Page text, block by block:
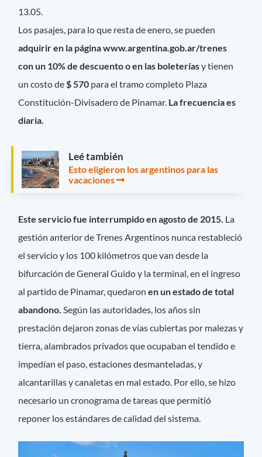
13.05.
Los pasajes, para lo que resta de enero, se pueden
adquirir en la página www.argentina.gob.ar/trenes
con un 10% de descuento o en las boleteríasy tienen
un costo de $ 570 para el tramo completo Plaza
Constitución-Divisadero de Pinamar. La frecuencia es
diaria.
Leé también
Esto eligieron los argentinos para las
vacaciones
Este servicio fue interrumpido en agosto de 2015. La
gestión anterior de Trenes Argentinos nunca restableció
el servicio y los 100 kilómetros que van desde la
bifurcación de General Guido y la terminal, en el ingreso
al partido de Pinamar, quedaronen un estado de total
abandono.Según las autoridades, los años sin
prestación dejaron zonas de vías cubiertas por malezas y
tierra, alambrados privados que ocupaban el tendido e
impedían el paso, estaciones desmanteladas, y
alcantarillas y canaletas en mal estado. Por ello, se hizo
necesario un cronograma de tareas que permitió
reponer los estándares de calidad del sistema.